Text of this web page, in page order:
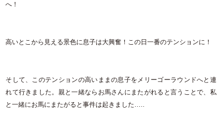
へ！
高いとこから見える景色に息子は大興奮！この日一番のテンションに！
そして、このテンションの高いままの息子をメリーゴーラウンドへと連
れて行きました。親と一緒ならお馬さんにまたがれると言うことで、私
と一緒にお馬にまたがると事件は起きました…..